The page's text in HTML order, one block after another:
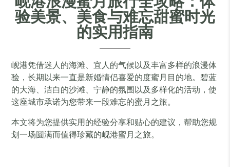
验美景、美食与难忘甜蜜时光
的实用指南
岘港凭借迷人的海滩、宜人的气候以及丰富多样的浪漫体
验，长期以来一直是新婚情侣喜爱的度蜜月目的地。碧蓝
的大海、洁白的沙滩、宁静的氛围以及多样化的活动，使
这座城市承诺为您带来一段难忘的蜜月之旅。
本文将为您提供实用的经验分享和贴心的建议，帮助您规
划一场圆满而值得珍藏的岘港蜜月之旅。